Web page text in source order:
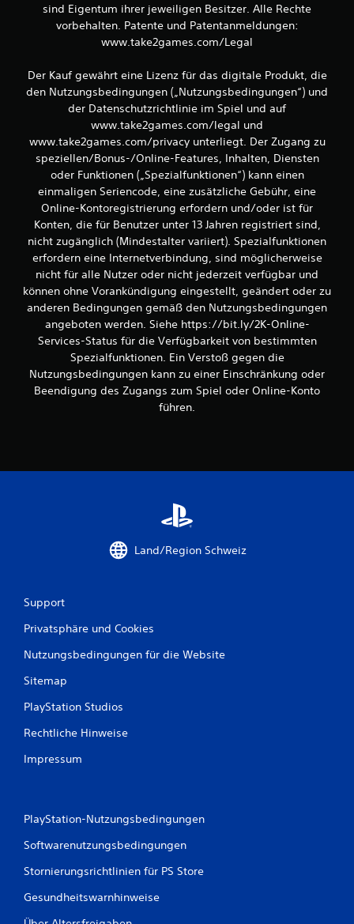
e
w
r
t
u
n
g
e
n
sind Eigentum ihrer jeweiligen Besitzer. Alle Rechte
vorbehalten. Patente und Patentanmeldungen:
www.take2games.com/Legal
Der Kauf gewährt eine Lizenz für das digitale Produkt, die
den Nutzungsbedingungen („Nutzungsbedingungen“) und
der Datenschutzrichtlinie im Spiel und auf
www.take2games.com/legal und
www.take2games.com/privacy unterliegt. Der Zugang zu
speziellen/Bonus-/Online-Features, Inhalten, Diensten
oder Funktionen („Spezialfunktionen“) kann einen
einmaligen Seriencode, eine zusätzliche Gebühr, eine
Online-Kontoregistrierung erfordern und/oder ist für
Konten, die für Benutzer unter 13 Jahren registriert sind,
nicht zugänglich (Mindestalter variiert). Spezialfunktionen
erfordern eine Internetverbindung, sind möglicherweise
nicht für alle Nutzer oder nicht jederzeit verfügbar und
können ohne Vorankündigung eingestellt, geändert oder zu
anderen Bedingungen gemäß den Nutzungsbedingungen
angeboten werden. Siehe https://bit.ly/2K-Online-
Services-Status für die Verfügbarkeit von bestimmten
Spezialfunktionen. Ein Verstoß gegen die
Nutzungsbedingungen kann zu einer Einschränkung oder
Beendigung des Zugangs zum Spiel oder Online-Konto
führen.
Land/Region Schweiz
Support
Privatsphäre und Cookies
Nutzungsbedingungen für die Website
Sitemap
PlayStation Studios
Rechtliche Hinweise
Impressum
PlayStation-Nutzungsbedingungen
Softwarenutzungsbedingungen
Stornierungsrichtlinien für PS Store
Gesundheitswarnhinweise